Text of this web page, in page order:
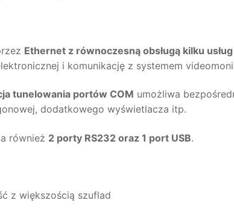
Ethernet z równoczesną obsługą kilku
i komunikację z systemem
tunelowania portów COM umożliwa
dodatkowego wyświetlacza itp.
również 2 porty RS232 oraz 1 port USB.
z większością szuflad